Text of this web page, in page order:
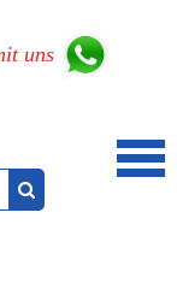
uns